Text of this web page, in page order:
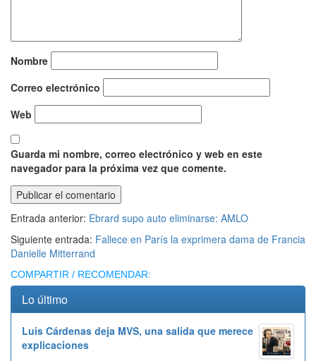
Nombre
Correo electrónico
Web
Guarda mi nombre, correo electrónico y web en este
navegador para la próxima vez que comente.
Entrada anterior: Ebrard supo auto eliminarse: AMLO
Siguiente entrada: Fallece en París la exprimera dama de Francia
Danielle Mitterrand
COMPARTIR / RECOMENDAR:
Lo último
Luis Cárdenas deja MVS, una salida que merece
explicaciones